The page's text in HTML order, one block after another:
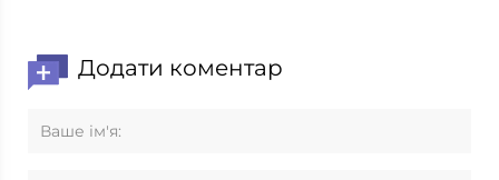
Додати коментар